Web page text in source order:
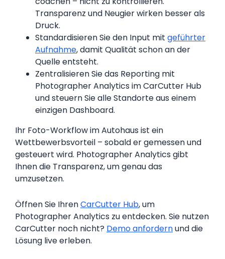
Transparenz und Neugier wirken besser als
Druck.
Standardisieren Sie den Input mit geführter
Aufnahme, damit Qualität schon an der
Quelle entsteht.
Zentralisieren Sie das Reporting mit
Photographer Analytics im CarCutter Hub
und steuern Sie alle Standorte aus einem
einzigen Dashboard.
Ihr Foto-Workflow im Autohaus ist ein
Wettbewerbsvorteil – sobald er gemessen und
gesteuert wird. Photographer Analytics gibt
Ihnen die Transparenz, um genau das
umzusetzen.
Öffnen Sie IhrenCarCutter Hub, um
Photographer Analytics zu entdecken. Sie nutzen
CarCutter noch nicht? Demo anfordernund die
Lösung live erleben.